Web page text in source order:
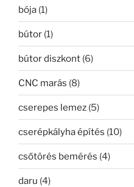
bója (1)
bútor (1)
bútor diszkont (6)
CNC marás (8)
cserepes lemez (5)
cserépkályha építés (10)
csőtörés bemérés (4)
daru (4)